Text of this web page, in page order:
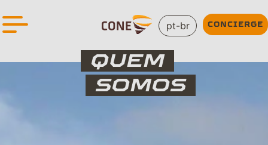
pt-br CONCIERGE
QUEM
SOMOS